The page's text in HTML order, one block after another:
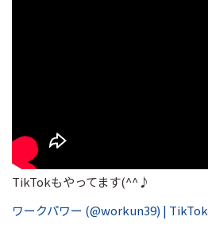
TikTokもやってます(^^♪
ワークパワー (@workun39) | TikTok